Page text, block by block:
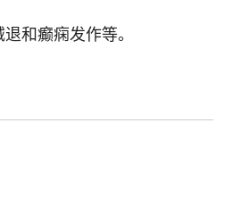
退和癫痫发作等。